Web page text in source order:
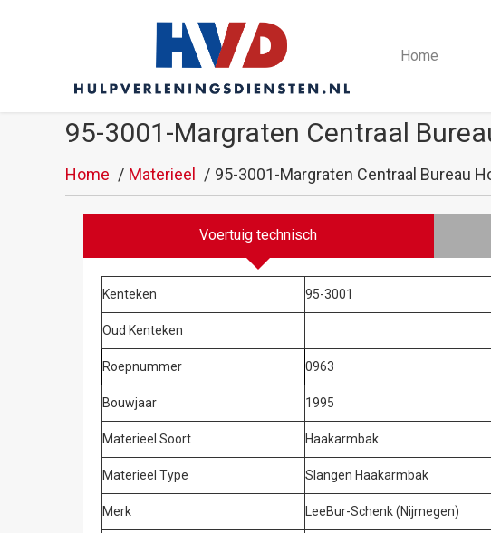
Home
95-3001-Margraten Centraal
Home Materieel 95-3001-Margraten Centraal Bureau
Voertuig technisch
Kenteken 95-3001
Oud Kenteken
Roepnummer 0963
Bouwjaar 1995
Materieel Soort Haakarmbak
Materieel Type Slangen Haakarmbak
Merk LeeBur-Schenk (Nijmegen)